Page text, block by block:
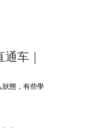
车｜
狀態，有些學